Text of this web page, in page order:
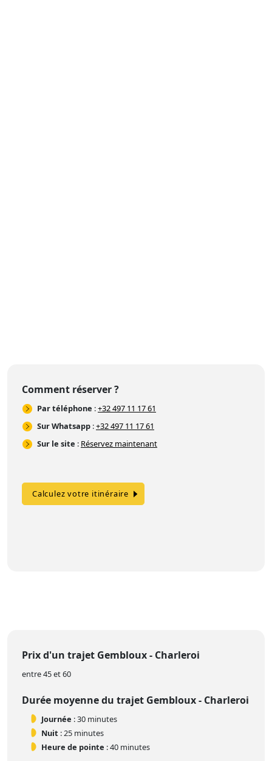
Comment réserver ?
Par téléphone :+32 497 11 17 61
Sur Whatsapp :+32 497 11 17 61
Sur le site : Réservez maintenant
Calculez votre itinéraire
Prix d'un trajet Gembloux - Charleroi
entre 45 et 60
Durée moyenne du trajet Gembloux - Charleroi
Journée : 30 minutes
Nuit : 25 minutes
Heure de pointe : 40 minutes